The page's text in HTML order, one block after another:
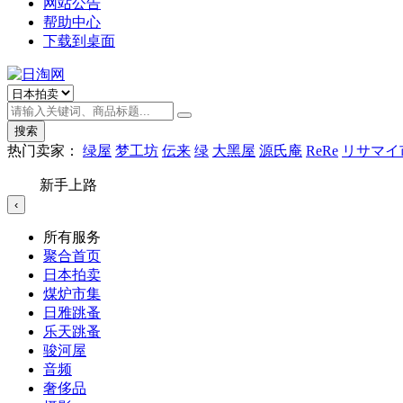
网站公告
帮助中心
下载到桌面
搜索
热门卖家： 绿屋 梦工坊 伝来 绿 大黑屋 源氏庵 ReRe リサマ
新手上路
‹
所有服务
聚合首页
日本拍卖
煤炉市集
日雅跳蚤
乐天跳蚤
骏河屋
音频
奢侈品